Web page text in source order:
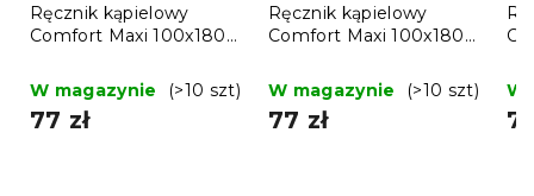
Ręcznik kąpielowy
Comfort Maxi 100x180
bawełna
W magazynie (>10 szt)
77 zł
Ręcznik kąpielowy
Comfort Maxi 100x180
bawełna
W magazynie (>10 szt)
77 zł
W